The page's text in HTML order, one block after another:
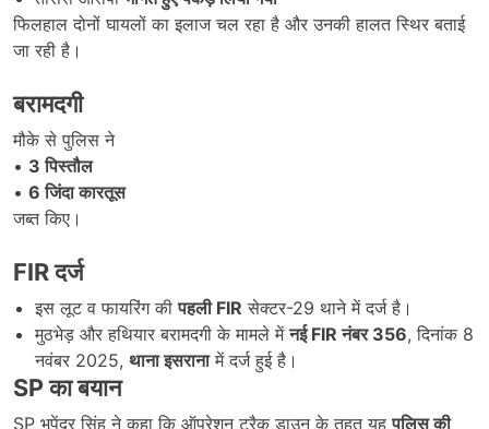
फिलहाल दोनों घायलों का इलाज चल रहा है और उनकी हालत स्थिर बताई
जा रही है।
बरामदगी
मौके से पुलिस ने
• 3पिस्तौल
• 6जिंदा कारतूस
जब्त किए।
FIRदर्ज
इस लूट व फायरिंग कीपहली FIR सेक्टर-29 थाने में दर्ज है।
मुठभेड़ और हथियार बरामदगी के मामले मेंनई FIRनंबर 356, दिनांक 8
नवंबर 2025, थाना इसरानामें दर्ज हुई है।
SPका बयान
SP भूपेंद्र सिंह ने कहा कि ऑपरेशन ट्रैक डाउन के तहत यहपुलिस की